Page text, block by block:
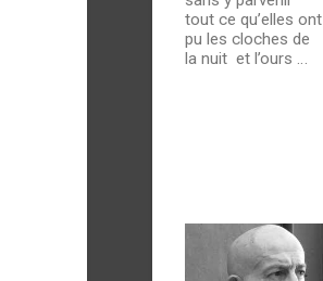
tout ce qu’elles ont
pu les cloches de
la nuit et l’ours …